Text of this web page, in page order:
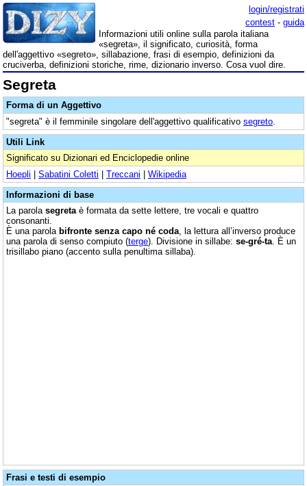
login/registrati
contest - guida
Informazioni utili online sulla parola italiana
«segreta», il significato, curiosità, forma
dell'aggettivo «segreto», sillabazione, frasi di esempio, definizioni da
cruciverba, definizioni storiche, rime, dizionario inverso. Cosa vuol dire.
Segreta
Forma di un Aggettivo
"segreta" è il femminile singolare dell'aggettivo qualificativo segreto
Utili Link
Significato su Dizionari ed Enciclopedie online
Hoepli | Sabatini Coletti | Treccani | Wikipedia
Informazioni di base
La parola segreta è formata da sette lettere, tre vocali e quattro
consonanti.
È una parola bifronte senza capo né coda , la lettura all’inverso produce
una parola di senso compiuto (terge). Divisione in sillabe: se-gré-ta . È un
trisillabo piano (accento sulla penultima sillaba).
Frasi e testi di esempio